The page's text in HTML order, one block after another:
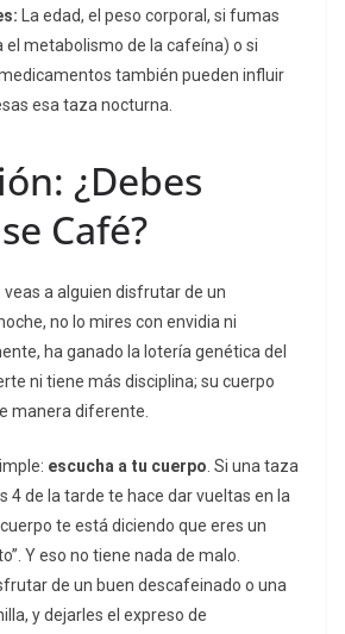
La edad, el peso corporal, si fumas
metabolismo de la cafeína) o si
también pueden influir
esa taza nocturna.
¿Debes
Café?
veas a alguien disfrutar de un
no lo mires con envidia ni
ha ganado la lotería genética del
ni tiene más disciplina; su cuerpo
manera diferente.
escucha a tu cuerpo . Si una taza
4 de la tarde te hace dar vueltas en la
te está diciendo que eres un
Y eso no tiene nada de malo.
de un buen descafeinado o una
y dejarles el expreso de